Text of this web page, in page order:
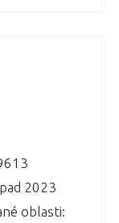
2023
oblasti: